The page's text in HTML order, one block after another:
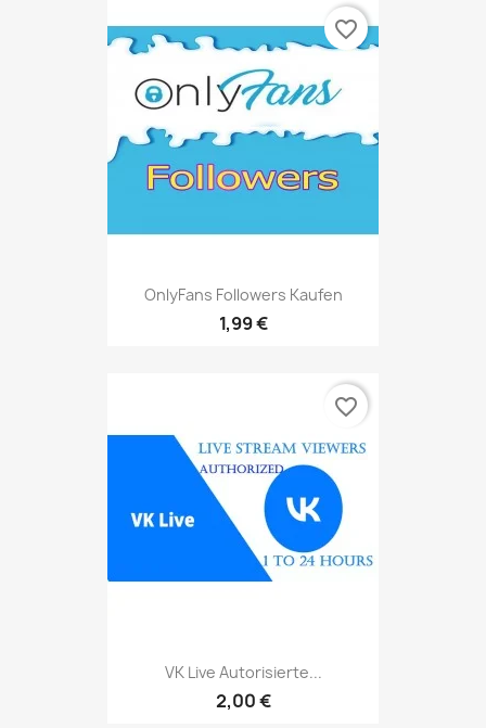
OnlyFans Followers Kaufen
1,99 €
favorite_border
VK Live Autorisierte...
2,00 €
favorite_border